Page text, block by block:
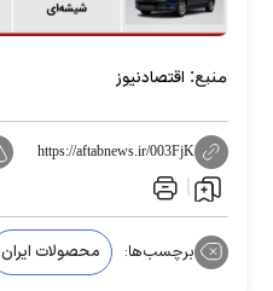
منبع: اقتصادنیوز
https://aftabnews.ir/003FjK
برچسب‌ها: محصولات ایران